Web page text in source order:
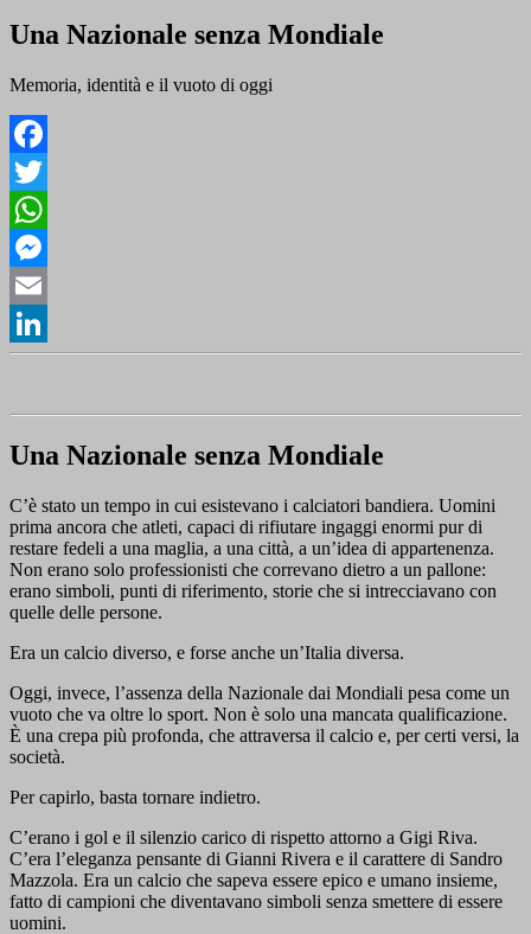
Una Nazionale senza Mondiale
Memoria, identità e il vuoto di oggi
Facebook
Twitter
WhatsApp
Messenger
Email
LinkedIn
Una Nazionale senza Mondiale
C’è stato un tempo in cui esistevano i calciatori bandiera. Uomini
prima ancora che atleti, capaci di rifiutare ingaggi enormi pur di
restare fedeli a una maglia, a una città, a un’idea di appartenenza.
Non erano solo professionisti che correvano dietro a un pallone:
erano simboli, punti di riferimento, storie che si intrecciavano con
quelle delle persone.
Era un calcio diverso, e forse anche un’Italia diversa.
Oggi, invece, l’assenza della Nazionale dai Mondiali pesa come un
vuoto che va oltre lo sport. Non è solo una mancata qualificazione.
È una crepa più profonda, che attraversa il calcio e, per certi versi, la
società.
Per capirlo, basta tornare indietro.
C’erano i gol e il silenzio carico di rispetto attorno a Gigi Riva.
C’era l’eleganza pensante di Gianni Rivera e il carattere di Sandro
Mazzola. Era un calcio che sapeva essere epico e umano insieme,
fatto di campioni che diventavano simboli senza smettere di essere
uomini.